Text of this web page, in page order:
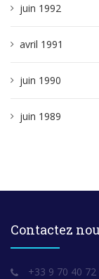
juin 1992
avril 1991
juin 1990
juin 1989
Contactez
+33 9 70 40 72